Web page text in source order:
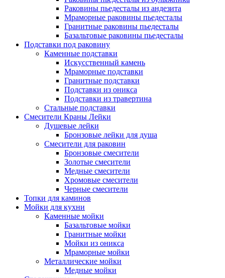
Раковины пьедесталы из андезита
Мраморные раковины пьедесталы
Гранитные раковины пьедесталы
Базальтовые раковины пьедесталы
Подставки под раковину
Каменные подставки
Искусственный камень
Мраморные подставки
Гранитные подставки
Подставки из оникса
Подставки из травертина
Стальные подставки
Смесители Краны Лейки
Душевые лейки
Бронзовые лейки для душа
Смесители для раковин
Бронзовые смесители
Золотые смесители
Медные смесители
Хромовые смесители
Черные смесители
Топки для каминов
Мойки для кухни
Каменные мойки
Базальтовые мойки
Гранитные мойки
Мойки из оникса
Мраморные мойки
Металлические мойки
Медные мойки